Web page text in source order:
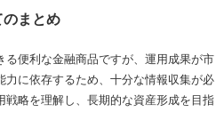
のまとめ
る便利な金融商品ですが、運用成果が市
力に依存するため、十分な情報収集が必
戦略を理解し、長期的な資産形成を目指